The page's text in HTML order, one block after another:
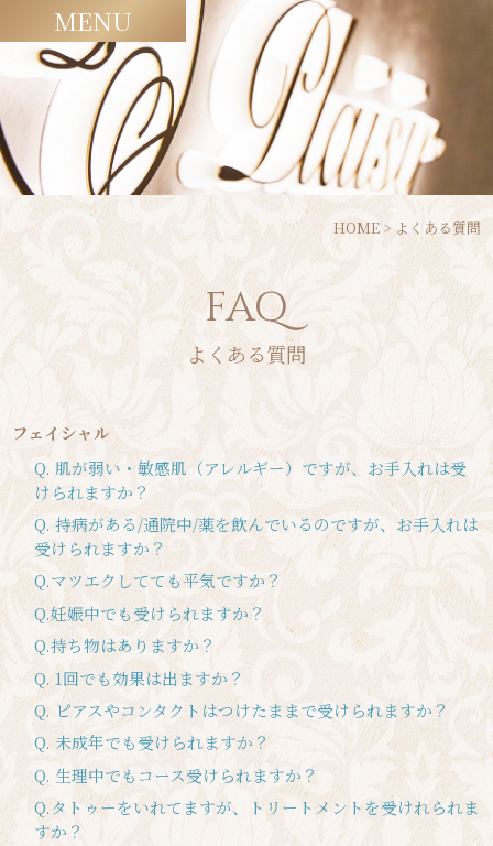
MENU
HOME>よくある質問
FAQ
よくある質問
フェイシャル
Q. 肌が弱い・敏感肌（アレルギー）ですが、お手入れは受
けられますか？
Q. 持病がある/通院中/薬を飲んでいるのですが、お手入れは
受けられますか？
Q.マツエクしてても平気ですか？
Q.妊娠中でも受けられますか？
Q.持ち物はありますか？
Q. 1回でも効果は出ますか？
Q. ピアスやコンタクトはつけたままで受けられますか？
Q. 未成年でも受けられますか？
Q. 生理中でもコース受けられますか？
Q.タトゥーをいれてますが、トリートメントを受けれられま
すか？